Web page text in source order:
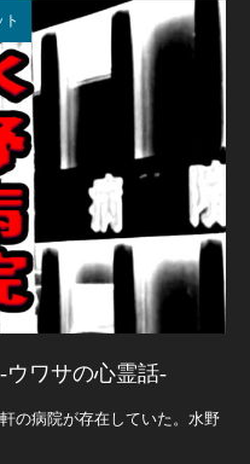
ウワサの心霊話-
の病院が存在していた。水野